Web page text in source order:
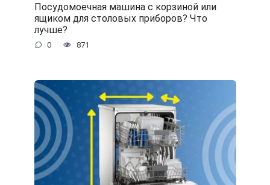
Посудомоечная машина с корзиной или
ящиком для столовых приборов? Что
лучше?
0 871